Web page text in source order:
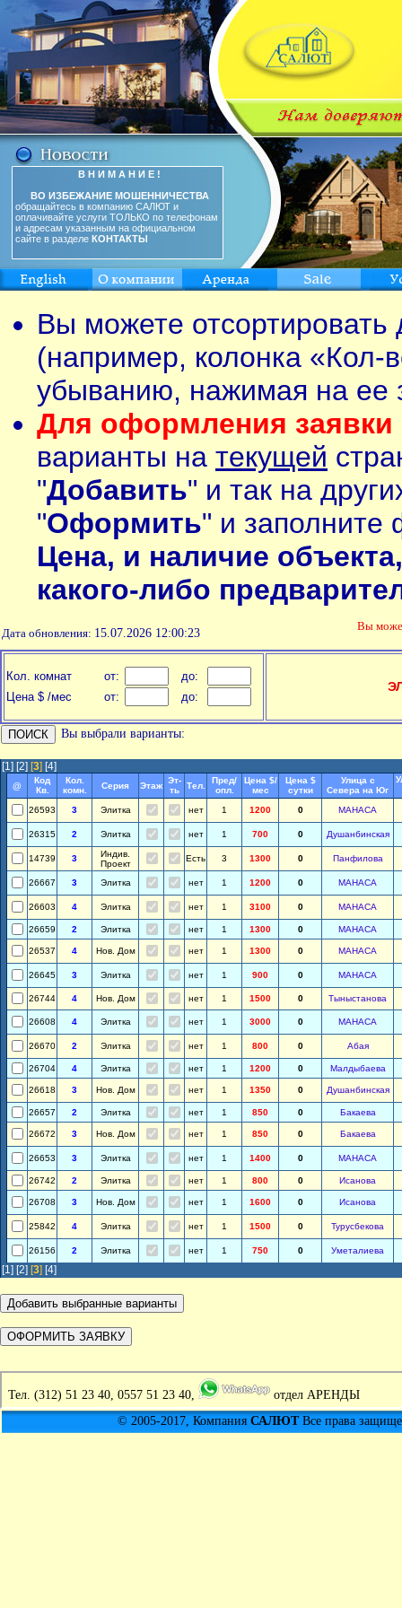
В Н И М А Н И Е !
ВО ИЗБЕЖАНИЕ МОШЕННИЧЕСТВА
обращайтесь в компанию САЛЮТ и
оплачивайте услуги ТОЛЬКО по телефонам
и адресам указанным на официальном
сайте в разделе КОНТАКТЫ
Вы можете
(например, колонка «Кол-
убыванию, нажимая на ее
Для оформления заявки
варианты на текущей
"Добавить" и так на
"Оформить" и заполните
Цена, и наличие
какого-либо
Дата обновления: 15.07.2026 12:00:23
Вы
Кол. комнат от:
до:
Цена $ /мес
от: до:
Вы выбрали варианты:
[1] [2] [3] [4]
@
Код
Кв.
Кол.
комн.
Серия Этаж
Эт-
ть
Тел.
Пред/
опл.
Цена $/
мес
Цена $
сутки
Улица с
Севера на Юг
26593 3 Элитка нет 1 1200 0 МАНАСА
26315 2 Элитка нет 1 700 0 Душанбинская
14739 3
Индив.
Проект
Есть 3 1300 0 Панфилова
26667 3 Элитка нет 1 1200 0 МАНАСА
26603 4 Элитка нет 1 3100 0 МАНАСА
26659 2 Элитка нет 1 1300 0 МАНАСА
26537 4 Нов. Дом нет 1 1300 0 МАНАСА
26645 3 Элитка нет 1 900 0 МАНАСА
26744 4 Нов. Дом нет 1 1500 0 Тыныстанова
26608 4 Элитка нет 1 3000 0 МАНАСА
26670 2 Элитка нет 1 800 0 Абая
26704 4 Элитка нет 1 1200 0 Малдыбаева
26618 3 Нов. Дом нет 1 1350 0 Душанбинская
26657 2 Элитка нет 1 850 0 Бакаева
26672 3 Нов. Дом нет 1 850 0 Бакаева
26653 3 Элитка нет 1 1400 0 МАНАСА
26742 2 Элитка нет 1 800 0 Исанова
26708 3 Нов. Дом нет 1 1600 0 Исанова
25842 4 Элитка нет 1 1500 0 Турусбекова
26156 2 Элитка нет 1 750 0 Уметалиева
[1] [2] [3] [4]
Тел. (312) 51 23 40, 0557 51 23 40,
отдел АРЕНДЫ
© 2005-2017, Компания САЛЮТВсе права